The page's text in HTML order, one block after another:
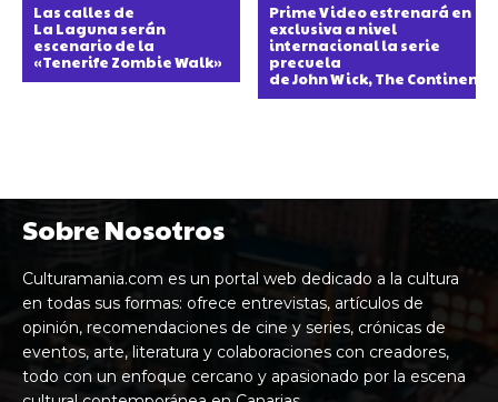
Las calles de
La Laguna serán
escenario de la
«Tenerife Zombie Walk»
Prime Video estrenará en
exclusiva a nivel
internacional la serie
precuela
de John Wick, The
Sobre Nosotros
Culturamania.com es un portal web dedicado a la cultura
en todas sus formas: ofrece entrevistas, artículos de
opinión, recomendaciones de cine y series, crónicas de
eventos, arte, literatura y colaboraciones con creadores,
todo con un enfoque cercano y apasionado por la escena